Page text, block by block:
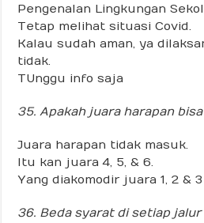
Pengenalan Lingkungan
Tetap melihat situasi Covid.
Kalau sudah aman, ya
tidak.
TUnggu info saja
35. Apakah juara harapan
Juara harapan tidak masuk.
Itu kan juara 4, 5, & 6.
Yang diakomodir juara 1, 2 & 3
36. Beda syarat di setiap jalur